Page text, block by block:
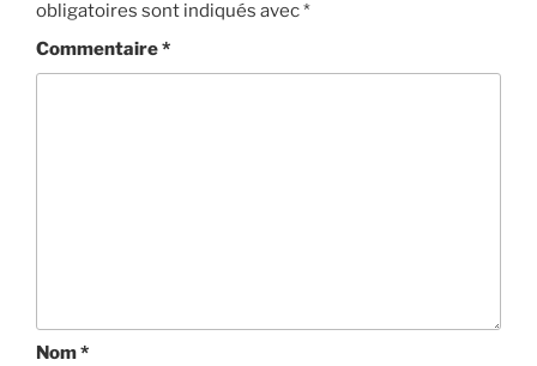
obligatoires sont indiqués avec*
Commentaire*
Nom*